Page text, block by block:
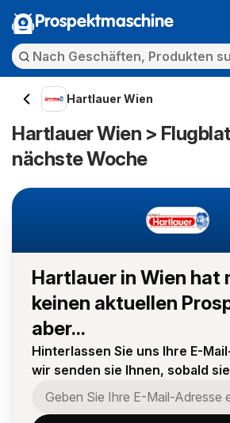
Prospektmaschine
Hartlauer Wien
Hartlauer Wien >
nächste Woche
Hartlauer in Wien hat
keinen aktuellen
aber...
Hinterlassen Sie uns Ihre E-
wir senden sie Ihnen, sobald